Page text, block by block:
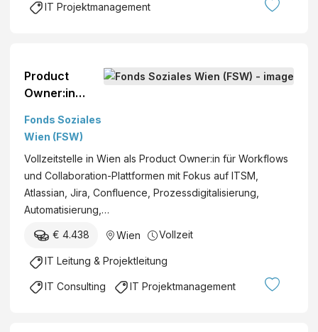
IT Projektmanagement
Product
Owner:in
Collaboration
Plattformen
(26/06/FSW)
Fonds Soziales
Wien (FSW)
Vollzeitstelle in Wien als Product Owner:in für Workflows
und Collaboration-Plattformen mit Fokus auf ITSM,
Atlassian, Jira, Confluence, Prozessdigitalisierung,
Automatisierung,…
€ 4.438 Wien Vollzeit
IT Leitung & Projektleitung
IT Consulting IT Projektmanagement